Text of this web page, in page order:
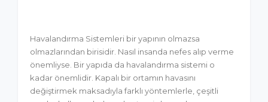
Havalandırma Sistemleri bir yapının olmazsa
olmazlarından birisidir. Nasıl insanda nefes alıp verme
önemliyse. Bir yapıda da havalandırma sistemi o
kadar önemlidir. Kapalı bir ortamın havasını
değiştirmek maksadıyla farklı yöntemlerle, çeşitli